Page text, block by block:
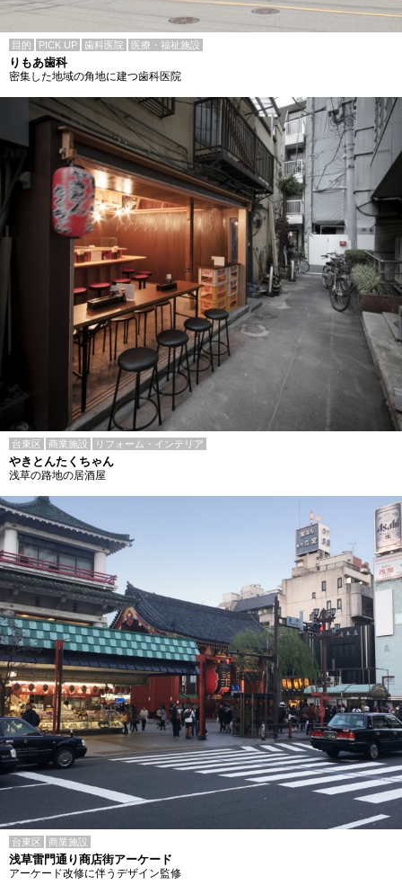
目的 PICK UP 歯科医院 医療・福祉施設
りもあ歯科
密集した地域の角地に建つ歯科医院
台東区 商業施設 リフォーム・インテリア
やきとんたくちゃん
浅草の路地の居酒屋
台東区 商業施設
浅草雷門通り商店街アーケード
アーケード改修に伴うデザイン監修